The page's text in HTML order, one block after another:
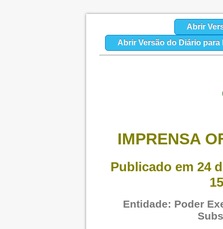
Abrir
Abrir Versão do Diário para
IMPRENSA
Publicado em 24
Entidade: Poder